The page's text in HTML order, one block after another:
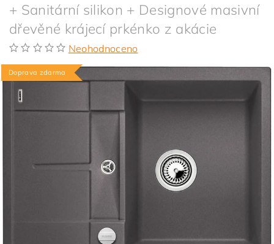
+ Sanitární silikon + Designové masivní
dřevěné krájecí prkénko z akácie
Neohodnoceno
Doprava zdarma